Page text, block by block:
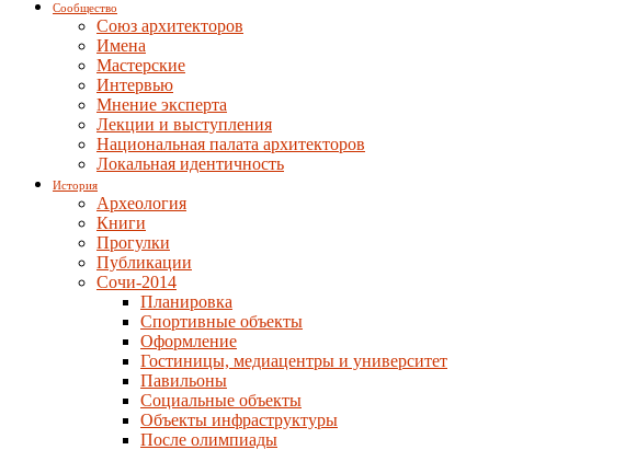
Сообщество
Союз архитекторов
Имена
Мастерские
Интервью
Мнение эксперта
Лекции и выступления
Национальная палата архитекторов
Локальная идентичность
История
Археология
Книги
Прогулки
Публикации
Сочи-2014
Планировка
Спортивные объекты
Оформление
Гостиницы, медиацентры и университет
Павильоны
Социальные объекты
Объекты инфраструктуры
После олимпиады